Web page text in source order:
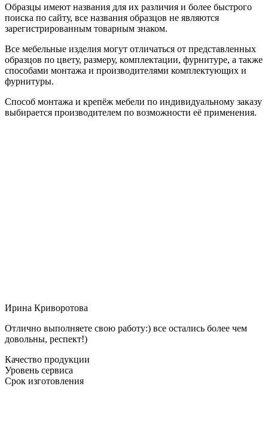
Образцы имеют названия для их различия и более быстрого
поиска по сайту, все названия образцов не являются
зарегистрированным товарным знаком.
Все мебельные изделия могут отличаться от представленных
образцов по цвету, размеру, комплектации, фурнитуре, а также
способами монтажа и производителями комплектующих и
фурнитуры.
Способ монтажа и крепёж мебели по индивидуальному заказу
выбирается производителем по возможности её применения.
Ирина Криворотова
Отлично выполняете свою работу:) все остались более чем
довольны, респект!)
Качество продукции
Уровень сервиса
Срок изготовления